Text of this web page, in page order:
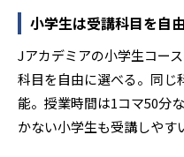
小学生は受講科目を自
Jアカデミアの小学生コー
科目を自由に選べる。同じ
能。授業時間は1コマ50分
かない小学生も受講しやす